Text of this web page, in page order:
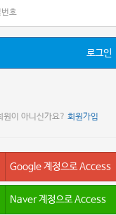
로그인
원이 아니신가요? 회원가입
Google 계정으로 Access
Naver 계정으로 Access